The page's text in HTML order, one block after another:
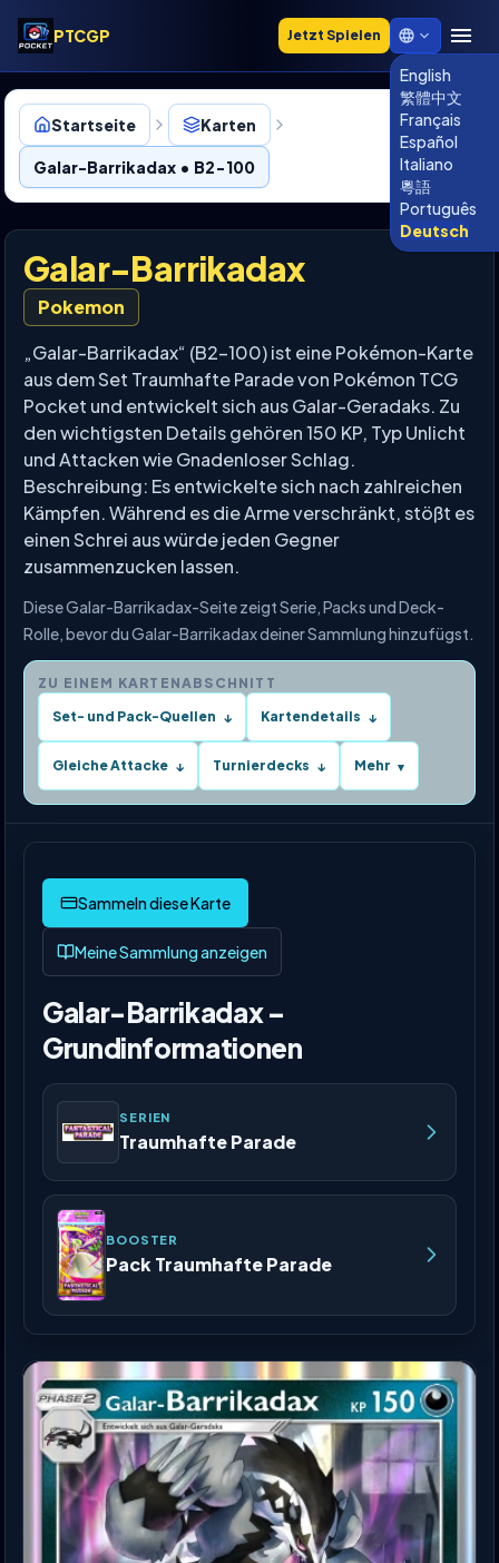
PTCGP Jetzt Spielen
English
繁體中文
Français
Español
Italiano
粵語
Português
Deutsch
Startseite Karten
Galar-Barrikadax • B2-100
Galar-Barrikadax
Pokemon
„Galar-Barrikadax“ (B2-100) ist eine Pokémon-Karte
aus dem Set Traumhafte Parade von Pokémon TCG
Pocket und entwickelt sich aus Galar-Geradaks. Zu
den wichtigsten Details gehören 150 KP, Typ Unlicht
und Attacken wie Gnadenloser Schlag.
Beschreibung: Es entwickelte sich nach zahlreichen
Kämpfen. Während es die Arme verschränkt, stößt es
einen Schrei aus würde jeden Gegner
zusammenzucken lassen.
Diese Galar-Barrikadax-Seite zeigt Serie, Packs und Deck-
Rolle, bevor du Galar-Barrikadax deiner Sammlung hinzufügst.
ZU EINEM KARTENABSCHNITT
Set- und Pack-Quellen ↓ Kartendetails ↓
Gleiche Attacke ↓ Turnierdecks ↓ Mehr ▾
Meine Sammlung anzeigen
Galar-Barrikadax –
Grundinformationen
SERIEN
Traumhafte Parade
BOOSTER
Pack Traumhafte Parade